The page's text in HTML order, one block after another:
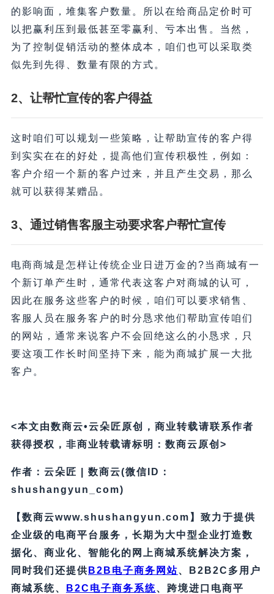
的影响面，堆集客户数量。所以在给商品定价时可
以把赢利压到最低甚至零赢利、亏本出售。当然，
为了控制促销活动的整体成本，咱们也可以采取类
似先到先得、数量有限的方式。
2、让帮忙宣传的客户得益
这时咱们可以规划一些策略，让帮助宣传的客户得
到实实在在的好处，提高他们宣传积极性，例如：
客户介绍一个新的客户过来，并且产生交易，那么
就可以获得某赠品。
3、通过销售客服主动要求客户帮忙宣传
电商商城是怎样让传统企业日进万金的?当商城有一
个新订单产生时，通常代表这客户对商城的认可，
因此在服务这些客户的时候，咱们可以要求销售、
客服人员在服务客户的时分恳求他们帮助宣传咱们
的网站，通常来说客户不会回绝这么的小恳求，只
要这项工作长时间坚持下来，能为商城扩展一大批
客户。
<本文由数商云•云朵匠原创，商业转载请联系作者
获得授权，非商业转载请标明：数商云原创>
作者：云朵匠 | 数商云(微信ID：
shushangyun_com)
【数商云www.shushangyun.com】致力于提供
企业级的电商平台服务，长期为大中型企业打造数
据化、商业化、智能化的网上商城系统解决方案，
同时我们还提供 B2B电子商务网站、B2B2C多用户
商城系统、
B2C电子商务系统、跨境进口电商平